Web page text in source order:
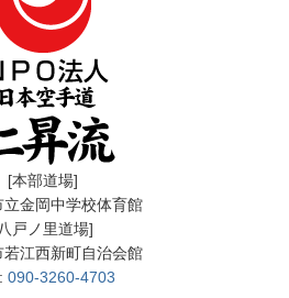
[本部道場]
立金岡中学校体育館
戸ノ里道場]
若江西新町自治会館
090-3260-4703